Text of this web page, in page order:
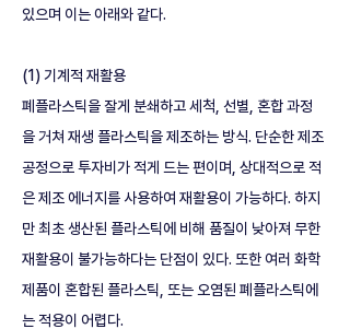
있으며 이는 아래와 같다.
(1) 기계적 재활용
폐플라스틱을 잘게 분쇄하고 세척, 선별, 혼합 과정
을 거쳐 재생 플라스틱을 제조하는 방식. 단순한 제조
공정으로 투자비가 적게 드는 편이며, 상대적으로 적
은 제조 에너지를 사용하여 재활용이 가능하다. 하지
만 최초 생산된 플라스틱에 비해 품질이 낮아져 무한
재활용이 불가능하다는 단점이 있다. 또한 여러 화학
제품이 혼합된 플라스틱, 또는 오염된 폐플라스틱에
는 적용이 어렵다.